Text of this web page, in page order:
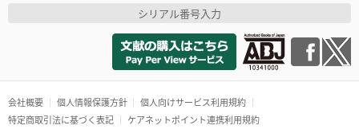
シリアル番号入力
会社概要 個人情報保護方針
個人向けサービス利用規約
特定商取引法に基づく表記
ケアネットポイント連携利用規約